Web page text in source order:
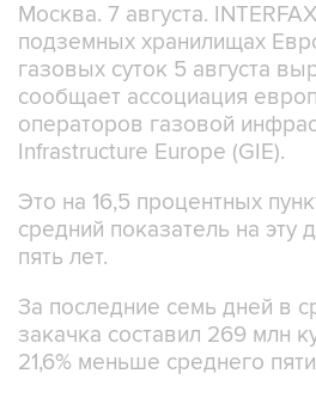
Москва. 7 августа.
подземных хранилищах
газовых суток 5 августа
сообщает ассоциация
операторов газовой
Infrastructure Europe (GIE).
Это на 16,5 процентных
средний показатель на эту
пять лет.
За последние семь дней в
закачка составил 269 млн
21,6% меньше среднего